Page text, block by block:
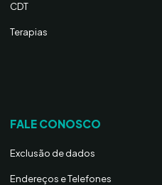
CDT
Terapias
FALE CONOSCO
Exclusão de dados
Endereços e Telefones